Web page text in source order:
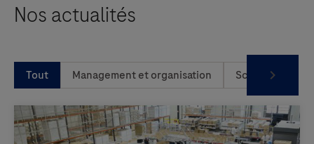
Nos actualités